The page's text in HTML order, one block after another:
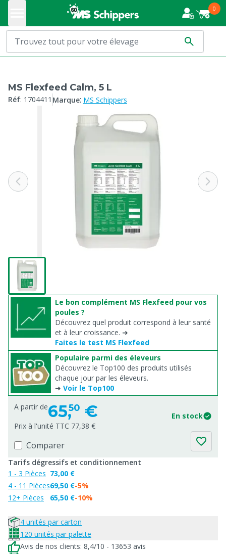
0
MS Flexfeed Calm, 5 L
Réf: 1704411 Marque: MS Schippers
Le bon complément MS Flexfeed pour vos
poules ?
Découvrez quel produit correspond à leur santé
et à leur croissance. ➜
Faites le test MS Flexfeed
Populaire parmi des éleveurs
Découvrez le Top100 des produits utilisés
chaque jour par les éleveurs.
➜ Voir le Top100
A partir de65,50 €
En stock
Prix à l'unité TTC 77,38 €
Comparer
Tarifs dégressifs et conditionnement
1 - 3 Pièces
4 - 11 Pièces
12+ Pièces
73,00 €
69,50 €
65,50 €
-5%
-10%
4 unités par carton
120 unités par palette
Avis de nos clients: 8,4/10 - 13653 avis